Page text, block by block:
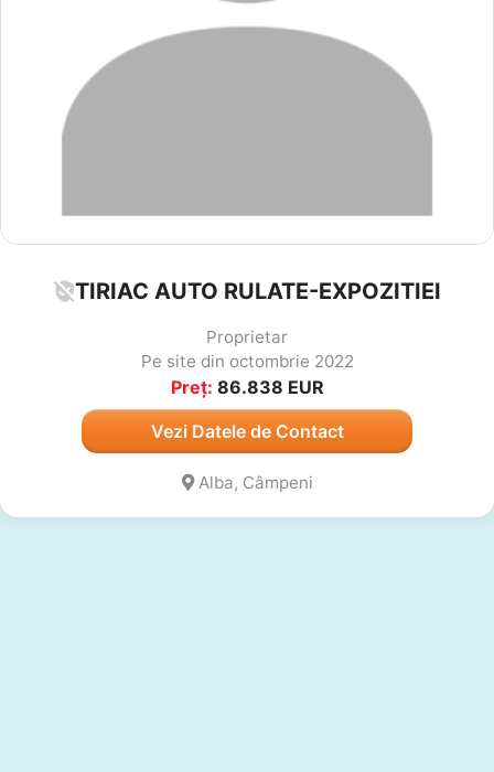
TIRIAC AUTO RULATE-EXPOZITIEI
Proprietar
Pe site din octombrie 2022
Preț: 86.838 EUR
Vezi Datele de Contact
Alba, Câmpeni